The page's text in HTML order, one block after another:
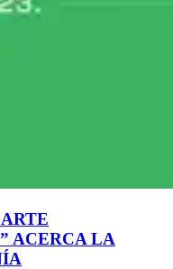
ACERCA LA